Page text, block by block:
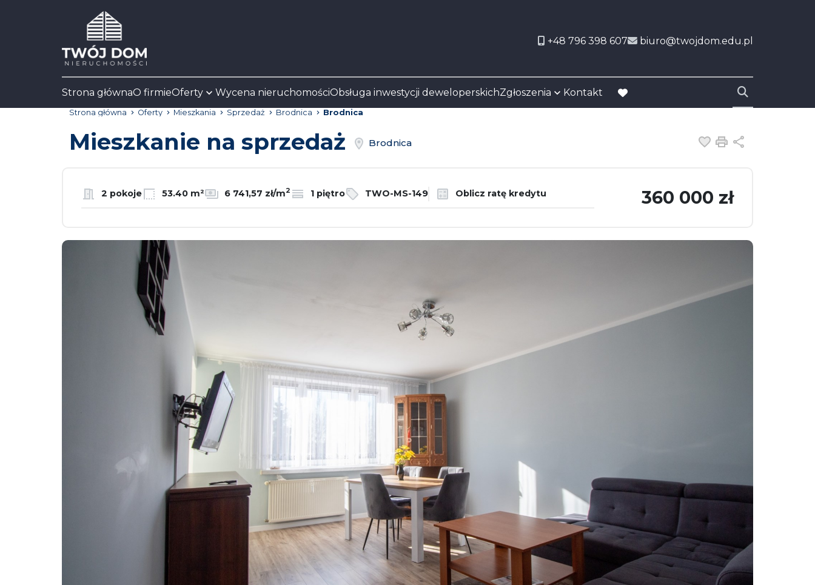
+48 796 398 607 biuro@twojdom.edu.pl
Strona głównaO firmieOferty Wycena nieruchomościObsługa inwestycji deweloperskichZgłoszenia Kontakt
favorite
Strona główna Oferty Mieszkania Sprzedaż Brodnica Brodnica
Mieszkanie na sprzedaż Brodnica Dodaj do
Drukuj
2 pokoje 53.40 m² 6 741,57 zł/m2 1 piętro TWO-MS-149 Oblicz ratę kredytu 360 000 zł